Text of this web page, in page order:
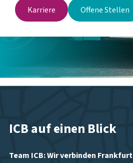
Karriere Offene Stellen
ICB auf einen Blick
Team ICB: Wir verbinden Frankfurt